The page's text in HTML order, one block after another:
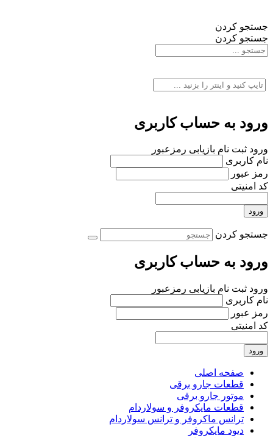
جستجو کردن
جستجو کردن
ورود به حساب کاربری
ورود ثبت نام بازیابی رمزعبور
نام کاربری
رمز عبور
کد امنیتی
ورود
جستجو کردن
ورود به حساب کاربری
ورود ثبت نام بازیابی رمزعبور
نام کاربری
رمز عبور
کد امنیتی
ورود
صفحه اصلی
قطعات جارو برقی
موتور جارو برقی
قطعات مایکروفر و سولاردام
ترانس ماکروفر و ترانس سولاردام
دیود مایکروفر